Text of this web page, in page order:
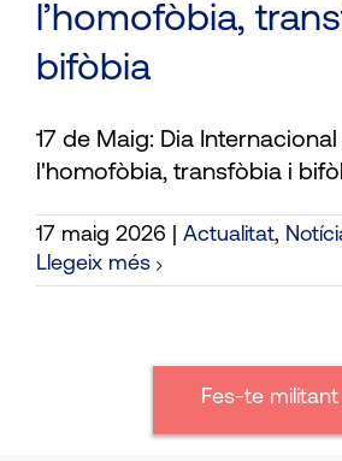
…
l’homofòbia,
bifòbia
17 de Maig: Dia
l'homofòbia, transfòbia i
17 maig 2026 Actualitat,
Llegeix més
Fes-te militant